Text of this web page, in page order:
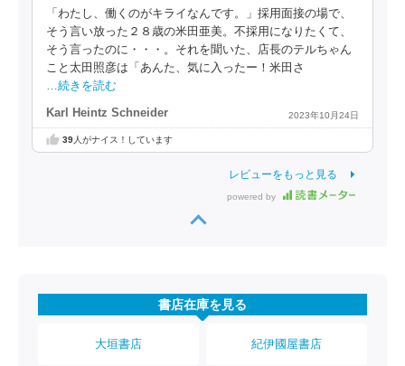
「わたし、働くのがキライなんです。」採用面接の場で、
そう言い放った２８歳の米田亜美。不採用になりたくて、
そう言ったのに・・・。それを聞いた、店長のテルちゃん
こと太田照彦は「あんた、気に入ったー！米田さ
…続きを読む
Karl Heintz Schneider 2023年10月24日
39人がナイス！しています
レビューをもっと見る
powered by
書店在庫を見る
大垣書店 紀伊國屋書店